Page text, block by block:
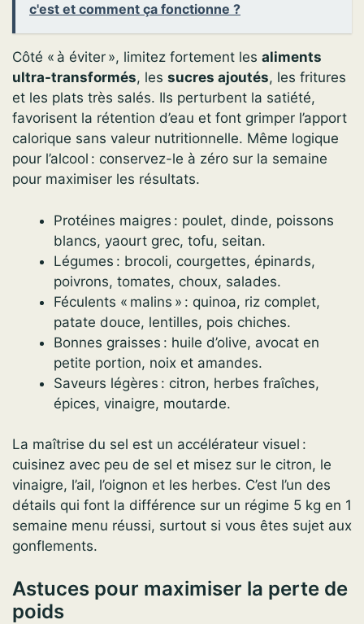
c'est et comment ça fonctionne ?
Côté « à éviter », limitez fortement les aliments
ultra-transformés, les sucres ajoutés, les fritures
et les plats très salés. Ils perturbent la satiété,
favorisent la rétention d’eau et font grimper l’apport
calorique sans valeur nutritionnelle. Même logique
pour l’alcool : conservez-le à zéro sur la semaine
pour maximiser les résultats.
Protéines maigres : poulet, dinde, poissons
blancs, yaourt grec, tofu, seitan.
Légumes : brocoli, courgettes, épinards,
poivrons, tomates, choux, salades.
Féculents « malins » : quinoa, riz complet,
patate douce, lentilles, pois chiches.
Bonnes graisses : huile d’olive, avocat en
petite portion, noix et amandes.
Saveurs légères : citron, herbes fraîches,
épices, vinaigre, moutarde.
La maîtrise du sel est un accélérateur visuel :
cuisinez avec peu de sel et misez sur le citron, le
vinaigre, l’ail, l’oignon et les herbes. C’est l’un des
détails qui font la différence sur un régime 5 kg en 1
semaine menu réussi, surtout si vous êtes sujet aux
gonflements.
Astuces pour maximiser la perte de
poids